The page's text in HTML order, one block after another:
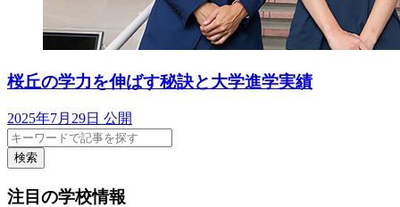
桜丘の学力を伸ばす秘訣と大学進学実績
2025年7月29日 公開
検索
注目の学校情報